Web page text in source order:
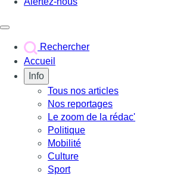
Rechercher
Accueil
Info
Tous nos articles
Nos reportages
Le zoom de la rédac'
Politique
Mobilité
Culture
Sport